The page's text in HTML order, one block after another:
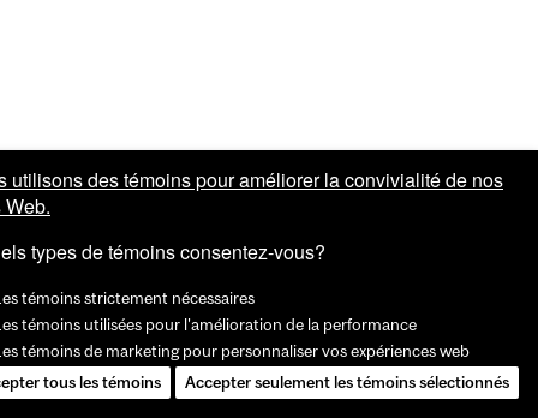
utilisons des témoins pour améliorer la convivialité de nos
types de témoins consentez-vous?
témoins strictement nécessaires
témoins utilisées pour l'amélioration de la performance
témoins de marketing pour personnaliser vos expériences web
tous les témoins
Accepter seulement les témoins sélectionnés